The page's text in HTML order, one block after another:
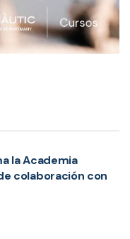
la Academia
colaboración con